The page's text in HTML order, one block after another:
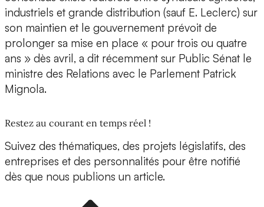
industriels et grande distribution (sauf E. Leclerc) sur
son maintien et le gouvernement prévoit de
prolonger sa mise en place « pour trois ou quatre
ans » dès avril, a dit récemment sur Public Sénat le
ministre des Relations avec le Parlement Patrick
Mignola.
Restez au courant en temps réel !
Suivez des thématiques, des projets législatifs, des
entreprises et des personnalités pour être notifié
dès que nous publions un article.